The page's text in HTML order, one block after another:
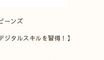
ーンズ
ジタルスキルを習得！】